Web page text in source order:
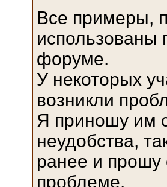
Все примеры,
использованы
форуме.
У некоторых
возникли
Я приношу им
неудобства,
ранее и прошу
проблеме.